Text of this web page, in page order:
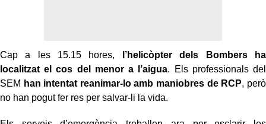
Cap a les 15.15 hores, l’helicòpter dels Bombers ha
localitzat el cos del menor a l’aigua. Els professionals del
SEM han intentat reanimar-lo amb maniobres de RCP, però
no han pogut fer res per salvar-li la vida.